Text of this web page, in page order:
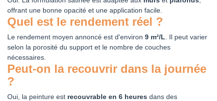
offrant une bonne opacité et une application facile.
Quel est le rendement réel ?
Le rendement moyen annoncé est d'environ 9 m²/L . Il peut varier
selon la porosité du support et le nombre de couches
nécessaires.
Peut-on la recouvrir dans la journée
?
Oui, la peinture est recouvrable en 6 heures dans des